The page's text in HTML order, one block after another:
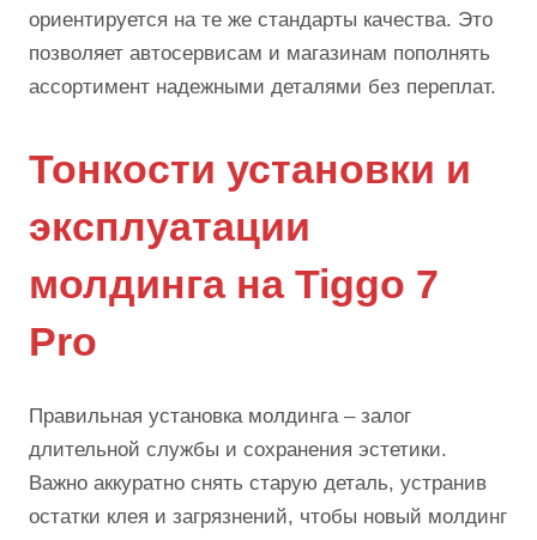
ориентируется на те же стандарты качества. Это
позволяет автосервисам и магазинам пополнять
ассортимент надежными деталями без переплат.
Тонкости установки и
эксплуатации
молдинга на Tiggo 7
Pro
Правильная установка молдинга – залог
длительной службы и сохранения эстетики.
Важно аккуратно снять старую деталь, устранив
остатки клея и загрязнений, чтобы новый молдинг